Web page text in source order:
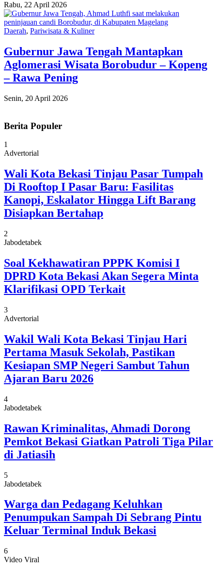
Rabu, 22 April 2026
Daerah, Pariwisata & Kuliner
Gubernur Jawa Tengah Mantapkan
Aglomerasi Wisata Borobudur – Kopeng
– Rawa Pening
Senin, 20 April 2026
Berita Populer
1
Advertorial
Wali Kota Bekasi Tinjau Pasar Tumpah
Di Rooftop I Pasar Baru: Fasilitas
Kanopi, Eskalator Hingga Lift Barang
Disiapkan Bertahap
2
Jabodetabek
Soal Kekhawatiran PPPK Komisi I
DPRD Kota Bekasi Akan Segera Minta
Klarifikasi OPD Terkait
3
Advertorial
Wakil Wali Kota Bekasi Tinjau Hari
Pertama Masuk Sekolah, Pastikan
Kesiapan SMP Negeri Sambut Tahun
Ajaran Baru 2026
4
Jabodetabek
Rawan Kriminalitas, Ahmadi Dorong
Pemkot Bekasi Giatkan Patroli Tiga Pilar
di Jatiasih
5
Jabodetabek
Warga dan Pedagang Keluhkan
Penumpukan Sampah Di Sebrang Pintu
Keluar Terminal Induk Bekasi
6
Video Viral